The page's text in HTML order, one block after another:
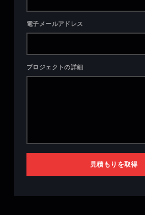
電子メールアドレス
プロジェクトの詳細
見積もりを取得